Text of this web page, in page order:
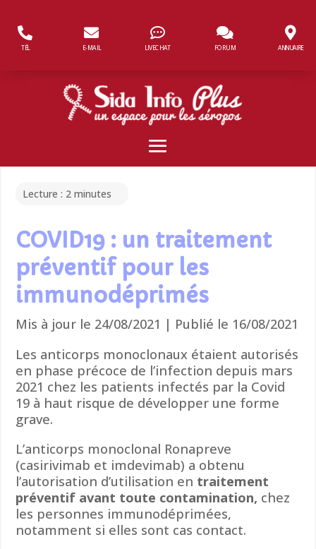
TÉL E-MAIL LIVECHAT FORUM ANNUAIRE
Lecture : 2 minutes
COVID19 : un traitement
préventif pour les
immunodéprimés
Mis à jour le 24/08/2021 | Publié le 16/08/2021
Les anticorps monoclonaux étaient autorisés
en phase précoce de l’infection depuis mars
2021 chez les patients infectés par la Covid
19 à haut risque de développer une forme
grave.
L’anticorps monoclonal Ronapreve
(casirivimab et imdevimab) a obtenu
l’autorisation d’utilisation en traitement
préventif avant toute contamination, chez
les personnes immunodéprimées,
notamment si elles sont cas contact.